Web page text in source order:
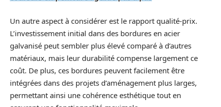
Un autre aspect à considérer est le rapport qualité-prix.
L’investissement initial dans des bordures en acier
galvanisé peut sembler plus élevé comparé à d’autres
matériaux, mais leur durabilité compense largement ce
coût. De plus, ces bordures peuvent facilement être
intégrées dans des projets d’aménagement plus larges,
permettant ainsi une cohérence esthétique tout en